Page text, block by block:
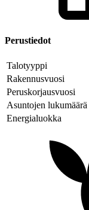
Perustiedot
Talotyyppi
Rakennusvuosi
Peruskorjausvuosi
Asuntojen lukumäärä
Energialuokka